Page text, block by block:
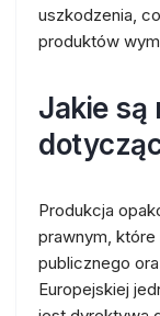
uszkodzenia,
produktów
Jakie są
Produkcja
prawnym, które
publicznego
Europejskiej